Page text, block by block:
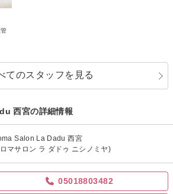
てのスタッフを見る
西宮の詳細情報
Salon La Dadu 西宮
マサロン ラ ダドゥ ニシノミヤ)
05018803482